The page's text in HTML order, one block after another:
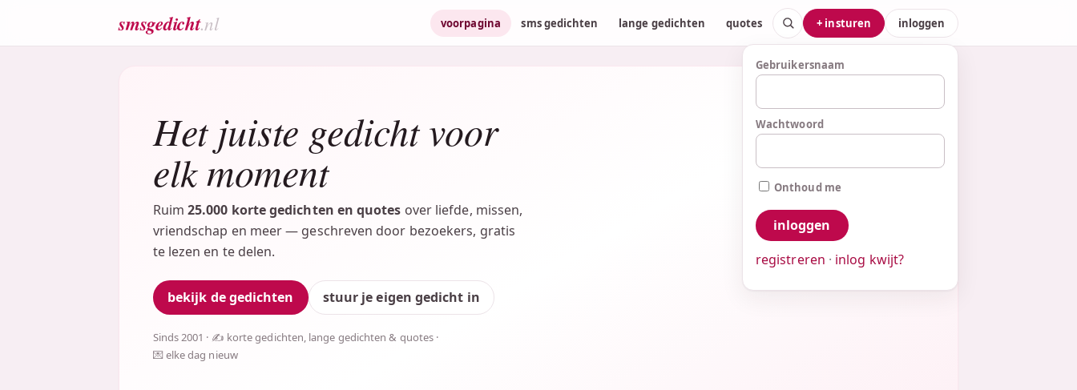
smsgedicht.nl voorpagina sms gedichten lange gedichten quotes + insturen inloggen
Gebruikersnaam
Wachtwoord
Onthoud me
registreren · inlog kwijt?
Het juiste gedicht voor
elk moment
Ruim 25.000 korte gedichten en quotes over liefde, missen,
vriendschap en meer — geschreven door bezoekers, gratis
te lezen en te delen.
bekijk de gedichten stuur je eigen gedicht in
Sinds 2001 · ✍️ korte gedichten, lange gedichten & quotes ·
💌 elke dag nieuw